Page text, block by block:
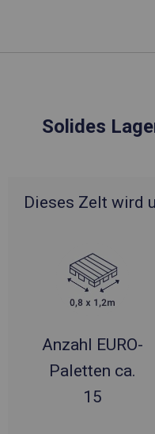
Solides
Dieses Zelt wird
Anzahl EURO-
Paletten ca.
15